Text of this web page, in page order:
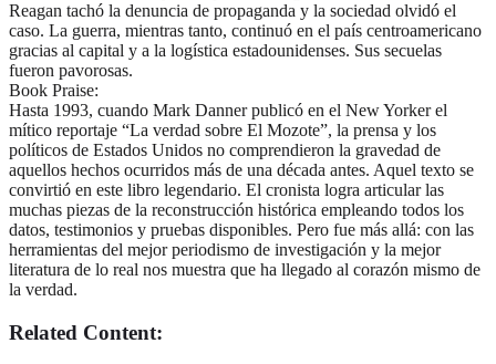
Reagan tachó la denuncia de propaganda y la sociedad olvidó el
caso. La guerra, mientras tanto, continuó en el país centroamericano
gracias al capital y a la logística estadounidenses. Sus secuelas
fueron pavorosas.
Book Praise:
Hasta 1993, cuando Mark Danner publicó en el New Yorker el
mítico reportaje “La verdad sobre El Mozote”, la prensa y los
políticos de Estados Unidos no comprendieron la gravedad de
aquellos hechos ocurridos más de una década antes. Aquel texto se
convirtió en este libro legendario. El cronista logra articular las
muchas piezas de la reconstrucción histórica empleando todos los
datos, testimonios y pruebas disponibles. Pero fue más allá: con las
herramientas del mejor periodismo de investigación y la mejor
literatura de lo real nos muestra que ha llegado al corazón mismo de
la verdad.
Related Content: